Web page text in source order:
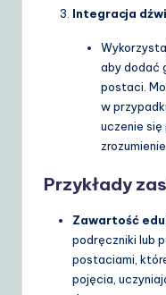
Integracja
aby dodać
postaci.
w
uczenie się
zrozumienie.
Przykłady
Zawartość
podręczniki lub
postaciami,
pojęcia,